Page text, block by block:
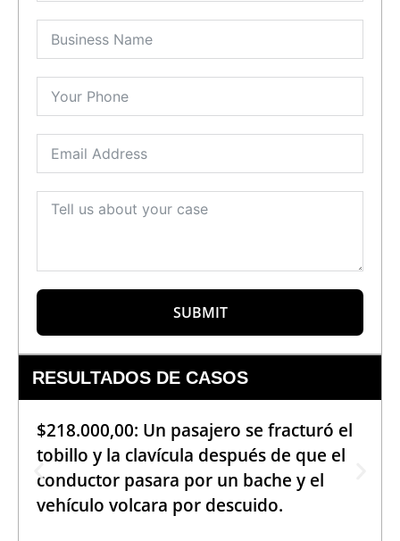
SUBMIT
RESULTADOS DE CASOS
$218.000,00: Un pasajero se fracturó el
tobillo y la clavícula después de que el
conductor pasara por un bache y el
vehículo volcara por descuido.